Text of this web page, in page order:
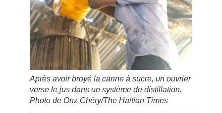
Après avoir broyé la canne à sucre, un ouvrier
verse le jus dans un système de distillation.
Photo de Onz Chéry/The Haitian Times